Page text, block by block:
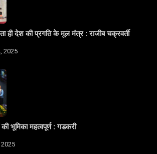
ही देश की प्रगति के मूल मंत्र : राजीब चक्रवर्ती
2025
भूमिका महत्वपूर्ण : गडकरी